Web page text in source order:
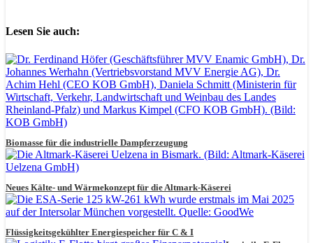
Lesen Sie auch:
Biomasse für die industrielle Dampferzeugung
Neues Kälte- und Wärmekonzept für die Altmark-Käserei
Flüssigkeitsgekühlter Energiespeicher für C & I